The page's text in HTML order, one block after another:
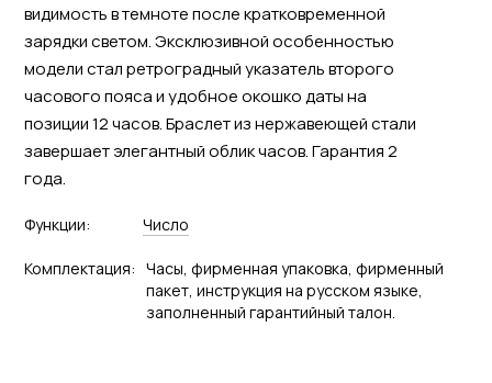
видимость в темноте после кратковременной
зарядки светом. Эксклюзивной особенностью
модели стал ретроградный указатель второго
часового пояса и удобное окошко даты на
позиции 12 часов. Браслет из нержавеющей стали
завершает элегантный облик часов. Гарантия 2
года.
Функции: Число
Комплектация: Часы, фирменная упаковка, фирменный
пакет, инструкция на русском языке,
заполненный гарантийный талон.